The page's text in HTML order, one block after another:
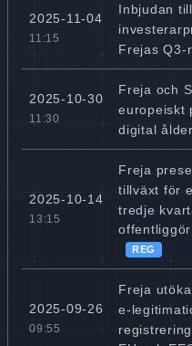
2025-11-04
11:15
Inbjudan till
Frejas Q3-
2025-10-30
11:30
Freja och
europeiskt
digital
2025-10-14
13:15
Freja
tillväxt för
tredje
REG
2025-09-26
09:55
Freja
e-